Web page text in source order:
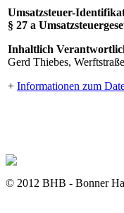
Umsatzsteuer-
§ 27 a
Inhaltlich
Gerd Thiebes,
+ Informationen zum
© 2012 BHB - Bonner